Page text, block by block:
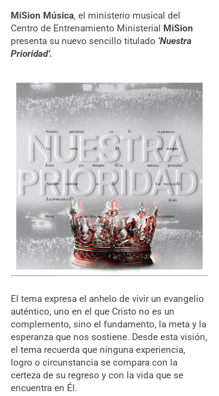
MiSion Música, el ministerio musical del
Centro de Entrenamiento Ministerial MiSion
presenta su nuevo sencillo titulado ‘Nuestra
Prioridad’.
El tema expresa el anhelo de vivir un evangelio
auténtico, uno en el que Cristo no es un
complemento, sino el fundamento, la meta y la
esperanza que nos sostiene. Desde esta visión,
el tema recuerda que ninguna experiencia,
logro o circunstancia se compara con la
certeza de su regreso y con la vida que se
encuentra en Él.